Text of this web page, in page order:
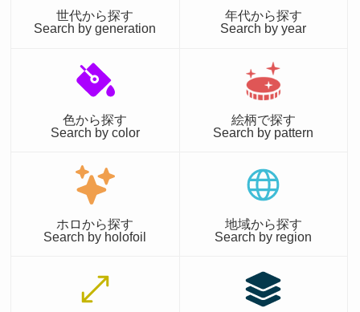
世代から探す
Search by generation
年代から探す
Search by year
色から探す
Search by color
絵柄で探す
Search by pattern
ホロから探す
Search by holofoil
地域から探す
Search by region